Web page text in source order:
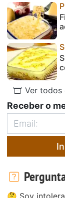
Ver todos
Receber o
🤔 Soy